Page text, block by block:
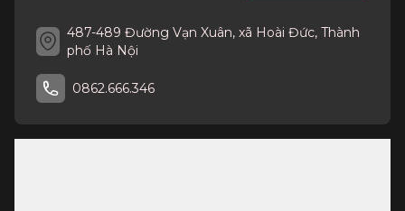
487-489 Đường Vạn Xuân, xã Hoài Đức, Thành
phố Hà Nội
0862.666.346